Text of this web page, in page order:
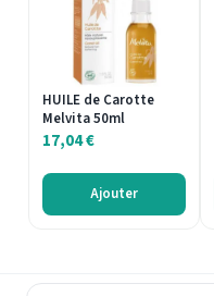
HUILE de Carotte
Melvita 50ml
17,04€
Ajouter